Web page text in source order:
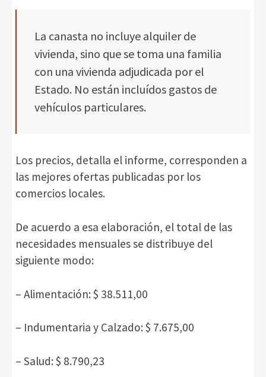
La canasta no incluye alquiler de
vivienda, sino que se toma una familia
con una vivienda adjudicada por el
Estado. No están incluídos gastos de
vehículos particulares.
Los precios, detalla el informe, corresponden a
las mejores ofertas publicadas por los
comercios locales.
De acuerdo a esa elaboración, el total de las
necesidades mensuales se distribuye del
siguiente modo:
– Alimentación: $ 38.511,00
– Indumentaria y Calzado: $ 7.675,00
– Salud: $ 8.790,23